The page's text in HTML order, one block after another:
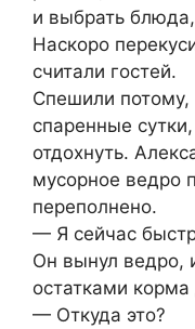
и выбрать блюда,
Наскоро
считали гостей.
Спешили потому,
спаренные
отдохнуть.
мусорное ведро
переполнено.
— Я сейчас
Он вынул ведро,
остатками
— Откуда это?